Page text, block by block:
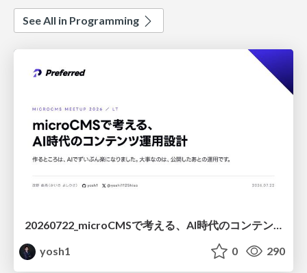
See All in Programming
yosh1
0 290